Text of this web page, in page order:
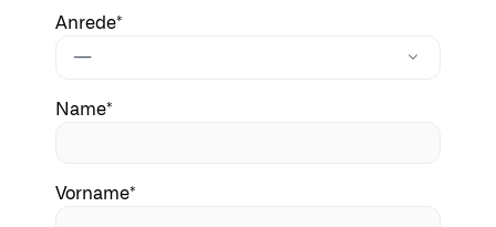
Anrede*
---
Name*
Vorname*